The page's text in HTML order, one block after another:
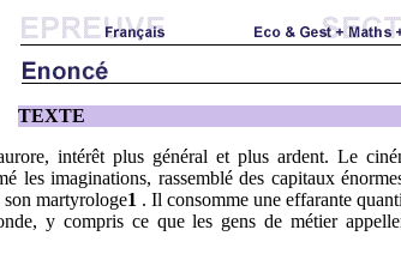
TEXTE
intérêt plus général et plus ardent. Le
les imaginations, rassemblé des capitaux
son martyrologe1 . Il consomme une effarante
y compris ce que les gens de métier